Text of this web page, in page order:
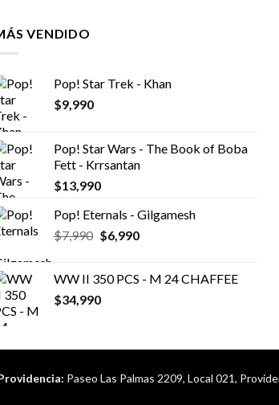
VENDIDO
Pop! Star Trek - Khan
$9,990
Pop! Star Wars - The Book of Boba
Fett - Krrsantan
$13,990
Pop! Eternals - Gilgamesh
$7,990 El
era:
$7,990.
$6,990El
es:
WW II 350 PCS - M 24 CHAFFEE
$34,990
Paseo Las Palmas 2209, Local 021,